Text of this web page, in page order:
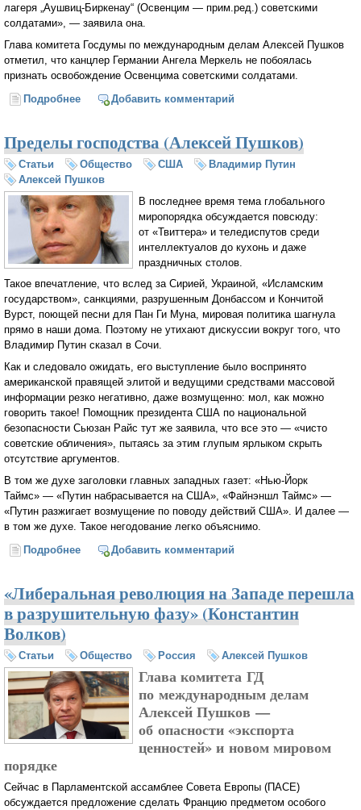
лагеря „Аушвиц-Биркенау“ (Освенцим — прим.ред.) советскими
солдатами», — заявила она.
Глава комитета Госдумы по международным делам Алексей Пушков
отметил, что канцлер Германии Ангела Меркель не побоялась
признать освобождение Освенцима советскими солдатами.
Подробнее о Пушков: Меркель не побоялась признать, что
Добавить комментарий
Пределы господства (Алексей Пушков)
Статьи Общество США
Владимир Путин
Алексей Пушков
В последнее время тема глобального
миропорядка обсуждается повсюду:
от «Твиттера» и теледиспутов среди
интеллектуалов до кухонь и даже
праздничных столов.
Такое впечатление, что вслед за Сирией, Украиной, «Исламским
государством», санкциями, разрушенным Донбассом и Кончитой
Вурст, поющей песни для Пан Ги Муна, мировая политика шагнула
прямо в наши дома. Поэтому не утихают дискуссии вокруг того, что
Владимир Путин сказал в Сочи.
Как и следовало ожидать, его выступление было воспринято
американской правящей элитой и ведущими средствами массовой
информации резко негативно, даже возмущенно: мол, как можно
говорить такое! Помощник президента США по национальной
безопасности Сьюзан Райс тут же заявила, что все это — «чисто
советские обличения», пытаясь за этим глупым ярлыком скрыть
отсутствие аргументов.
В том же духе заголовки главных западных газет: «Нью-Йорк
Таймс» — «Путин набрасывается на США», «Файнэншл Таймс» —
«Путин разжигает возмущение по поводу действий США». И далее —
в том же духе. Такое негодование легко объяснимо.
Подробнее о Пределы господства (Алексей Пушков)
Добавить комментарий
«Либеральная революция на Западе перешла
в разрушительную фазу» (Константин
Волков)
Статьи Общество Россия Алексей Пушков
Глава комитета ГД
по международным делам
Алексей Пушков —
об опасности «экспорта
ценностей» и новом мировом
порядке
Сейчас в Парламентской ассамблее Совета Европы (ПАСЕ)
обсуждается предложение сделать Францию предметом особого